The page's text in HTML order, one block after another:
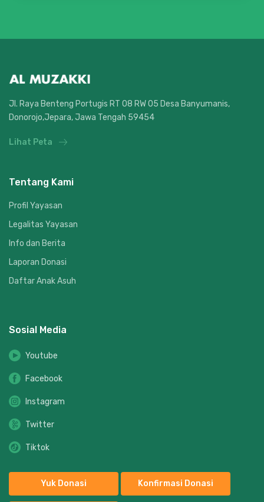
Jl. Raya Benteng Portugis RT 08 RW 05 Desa Banyumanis,
Donorojo,Jepara, Jawa Tengah 59454
Lihat Peta
Tentang Kami
Profil Yayasan
Legalitas Yayasan
Info dan Berita
Laporan Donasi
Daftar Anak Asuh
Sosial Media
Youtube
Facebook
Instagram
Twitter
Tiktok
Yuk Donasi Konfirmasi Donasi